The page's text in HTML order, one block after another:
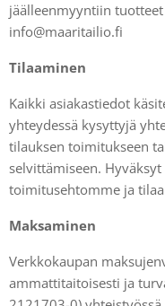
jäälleenmyyntiin
info@maaritailio.fi
Tilaaminen
Kaikki asiakastiedot
yhteydessä kysyttyjä
tilauksen toimitukseen
selvittämiseen.
toimitusehtomme ja
Maksaminen
Verkkokaupan
ammattitaitoisesti ja